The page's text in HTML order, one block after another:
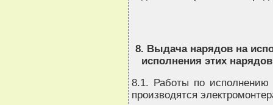
8. Выдача нарядов на
исполнения этих
8.1. Работы по исполнению
производятся